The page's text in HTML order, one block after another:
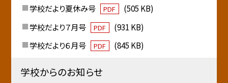
学校だより夏休み号 PDF
(505 KB)
学校だより７月号
PDF
(931 KB)
学校だより６月号
PDF (845 KB)
学校からのお知らせ